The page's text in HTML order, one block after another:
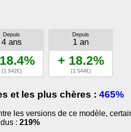
Depuis
4 ans
(1 542€)
Depuis
1 an
+ 18.2%
(1 544€)
et les plus chères : 465%
les versions de ce modèle,
: 219%